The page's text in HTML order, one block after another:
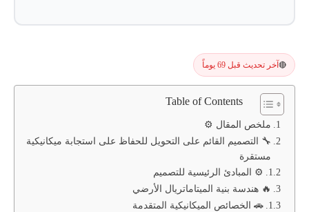
🔴 آخر تحديث قبل 69 يوماً
Table of Contents
ملخص المقال ⚙️
🔧 التصميم القائم على التحويل للحفاظ على استجابة ميكانيكية
مستقرة
⚙️ المبادئ الرئيسية للتصميم
🔥 هندسة بنية الميتاماتريال الأرضي
🚗 الخصائص الميكانيكية المتقدمة